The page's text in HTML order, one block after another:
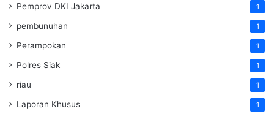
Pemprov DKI Jakarta 1
pembunuhan 1
Perampokan 1
Polres Siak 1
riau 1
Laporan Khusus 1